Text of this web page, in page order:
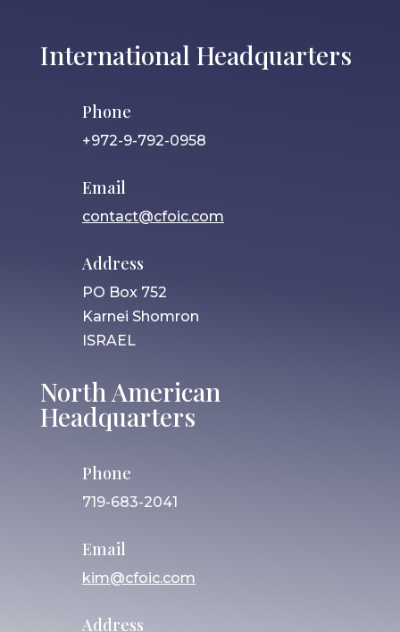
International Headquarters
Phone
+972-9-792-0958
Email
contact@cfoic.com
Address
PO Box 752
Karnei Shomron
ISRAEL
North American
Headquarters
Phone
719-683-2041
Email
kim@cfoic.com
Address